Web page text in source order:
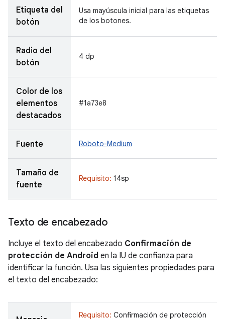
Etiqueta del
botón
Usa mayúscula inicial para las etiquetas
de los botones.
Radio del
botón
4 dp
Color de los
elementos
destacados
#1a73e8
Fuente Roboto-Medium
Tamaño de
fuente
Requisito: 14sp
Texto de encabezado
Incluye el texto del encabezado Confirmación de
protección de Android en la IU de confianza para
identificar la función. Usa las siguientes propiedades para
el texto del encabezado:
Requisito: Confirmación de protección